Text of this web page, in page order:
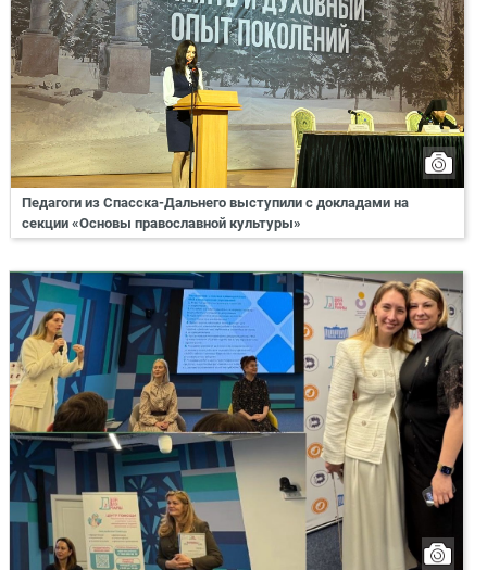
Педагоги из Спасска-Дальнего выступили с докладами на
секции «Основы православной культуры»